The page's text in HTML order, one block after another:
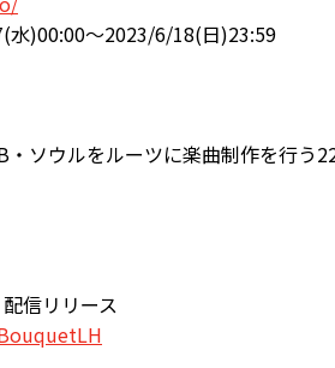
)00:00～2023/6/18(日)23:59
・ソウルをルーツに楽曲制作を行う
信リリース